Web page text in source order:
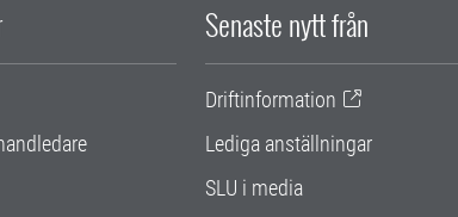
Senaste nytt från
Driftinformation
Lediga anställningar
SLU i media